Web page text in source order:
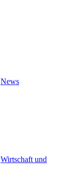
News
Wirtschaft und